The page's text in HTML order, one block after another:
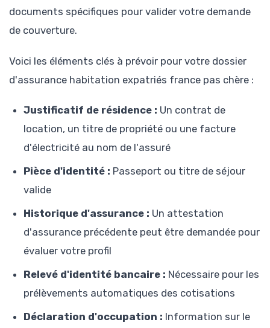
documents spécifiques pour valider votre demande
de couverture.
Voici les éléments clés à prévoir pour votre dossier
d'assurance habitation expatriés france pas chère :
Justificatif de résidence : Un contrat de
location, un titre de propriété ou une facture
d'électricité au nom de l'assuré
Pièce d'identité : Passeport ou titre de séjour
valide
Historique d'assurance : Un attestation
d'assurance précédente peut être demandée pour
évaluer votre profil
Relevé d'identité bancaire : Nécessaire pour les
prélèvements automatiques des cotisations
Déclaration d'occupation : Information sur le